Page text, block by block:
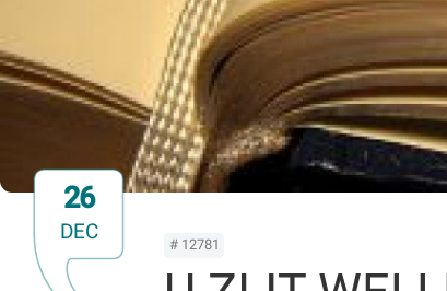
26
DEC
# 12781